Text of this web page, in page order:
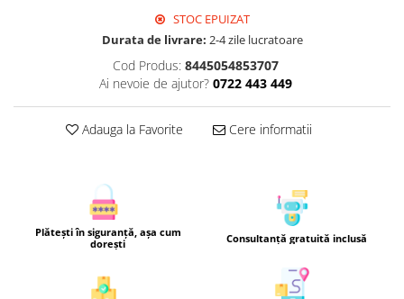
STOC EPUIZAT
Durata de livrare: 2-4 zile lucratoare
Cod Produs: 8445054853707
Ai nevoie de ajutor? 0722 443 449
Adauga la Favorite Cere informatii
Plătești în siguranță, așa cum
dorești
Consultanță gratuită inclusă